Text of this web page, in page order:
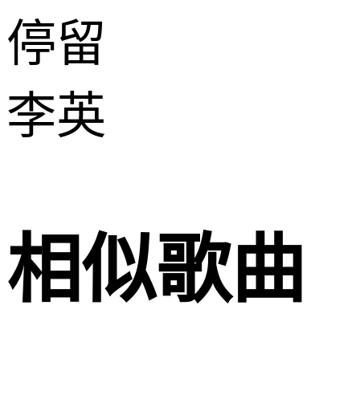
停留
李英
相似歌曲